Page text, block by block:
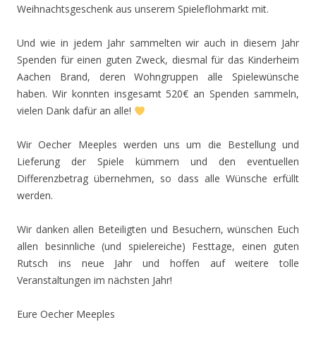
Weihnachtsgeschenk aus unserem Spieleflohmarkt mit.
Und wie in jedem Jahr sammelten wir auch in diesem Jahr
Spenden für einen guten Zweck, diesmal für das Kinderheim
Aachen Brand, deren Wohngruppen alle Spielewünsche
haben. Wir konnten insgesamt 520€ an Spenden sammeln,
vielen Dank dafür an alle!
Wir Oecher Meeples werden uns um die Bestellung und
Lieferung der Spiele kümmern und den eventuellen
Differenzbetrag übernehmen, so dass alle Wünsche erfüllt
werden.
Wir danken allen Beteiligten und Besuchern, wünschen Euch
allen besinnliche (und spielereiche) Festtage, einen guten
Rutsch ins neue Jahr und hoffen auf weitere tolle
Veranstaltungen im nächsten Jahr!
Eure Oecher Meeples